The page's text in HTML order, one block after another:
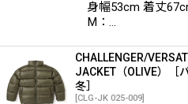
身幅53cm 着丈
M：…
CHALLENGER/
JACKET（OLIVE）［
冬］
[CLG-JK 025-009]